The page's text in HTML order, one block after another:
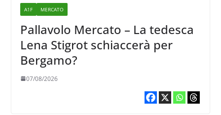
A1F MERCATO
Pallavolo Mercato – La tedesca
Lena Stigrot schiaccerà per
Bergamo?
07/08/2026